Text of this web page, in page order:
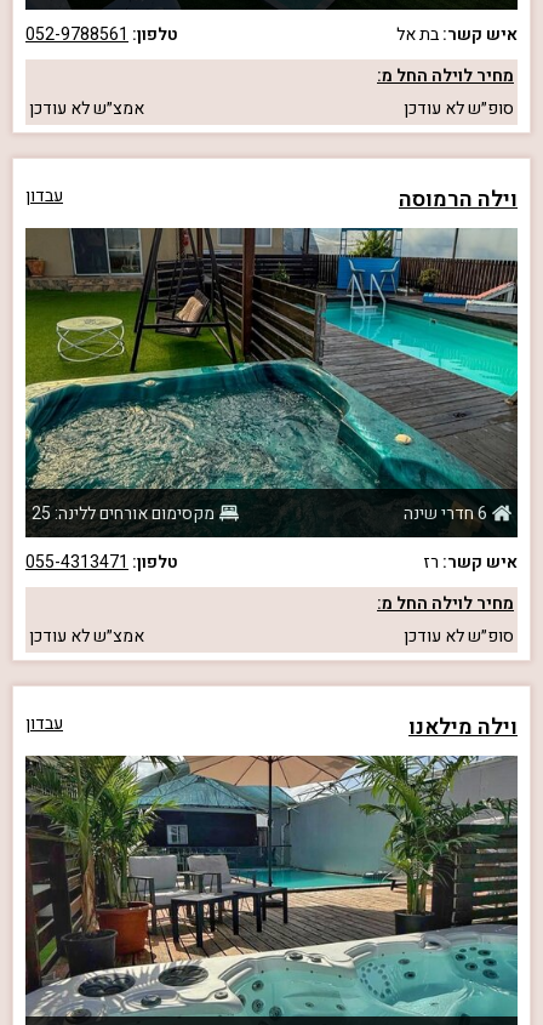
איש קשר:בת אל טלפון: 052-9788561
מחיר לוילה החל מ:
סופ״שלא עודכן אמצ״שלא עודכן
וילה הרמוסה עבדון
6 חדרי שינה
מקסימום אורחים ללינה: 25
איש קשר: רז טלפון: 055-4313471
מחיר לוילה החל מ:
סופ״שלא עודכן אמצ״שלא עודכן
וילה מילאנו עבדון